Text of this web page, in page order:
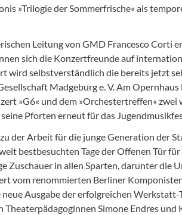
»Trilogie der Sommerfrische« als
Leitung von GMD Francesco Corti
sich die Konzertfreunde auf
wird selbstverständlich die bereits jetzt
Madgeburg e. V. Am
»G6« und dem »Orchestertreffen« zwei
Pforten erneut für das
der Arbeit für die junge Generation der
bestbesuchten Tage der Offenen Tür für
Zuschauer in allen Sparten, darunter die
renommierten Berliner
Ausgabe der erfolgreichen
Simone Endres